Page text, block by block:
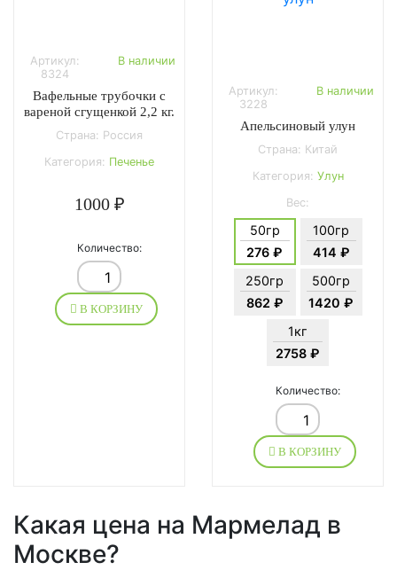
Артикул:
8324
В наличии
Вафельные трубочки с
вареной сгущенкой 2,2 кг.
Страна: Россия
Категория: Печенье
1000 ₽
Количество:
В КОРЗИНУ
Артикул:
3228
В наличии
Апельсиновый улун
Страна: Китай
Категория: Улун
Вес:
50гр
276 ₽
100гр
414 ₽
250гр
862 ₽
500гр
1420 ₽
1кг
2758 ₽
Количество:
В КОРЗИНУ
Какая цена на Мармелад в
Москве?